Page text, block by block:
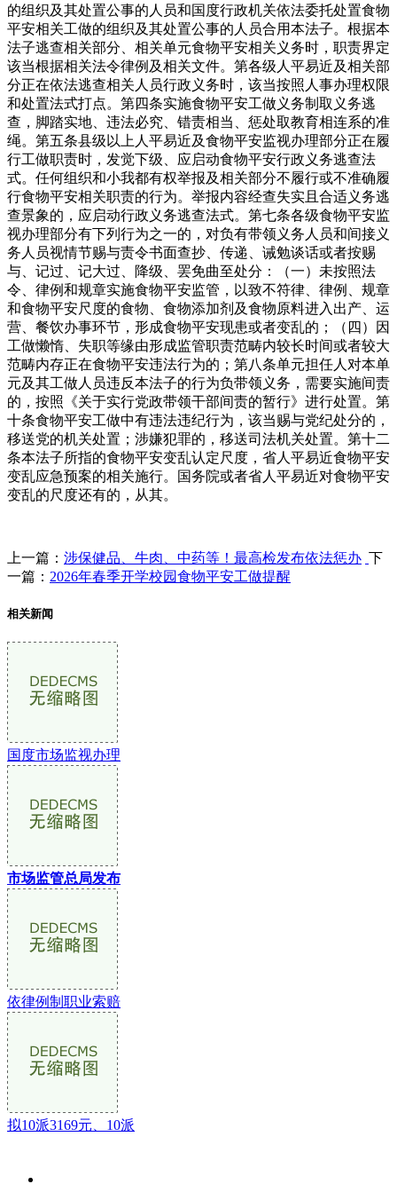
的组织及其处置公事的人员和国度行政机关依法委托处置食物
平安相关工做的组织及其处置公事的人员合用本法子。根据本
法子逃查相关部分、相关单元食物平安相关义务时，职责界定
该当根据相关法令律例及相关文件。第各级人平易近及相关部
分正在依法逃查相关人员行政义务时，该当按照人事办理权限
和处置法式打点。第四条实施食物平安工做义务制取义务逃
查，脚踏实地、违法必究、错责相当、惩处取教育相连系的准
绳。第五条县级以上人平易近及食物平安监视办理部分正在履
行工做职责时，发觉下级、应启动食物平安行政义务逃查法
式。任何组织和小我都有权举报及相关部分不履行或不准确履
行食物平安相关职责的行为。举报内容经查失实且合适义务逃
查景象的，应启动行政义务逃查法式。第七条各级食物平安监
视办理部分有下列行为之一的，对负有带领义务人员和间接义
务人员视情节赐与责令书面查抄、传递、诫勉谈话或者按赐
与、记过、记大过、降级、罢免曲至处分：（一）未按照法
令、律例和规章实施食物平安监管，以致不符律、律例、规章
和食物平安尺度的食物、食物添加剂及食物原料进入出产、运
营、餐饮办事环节，形成食物平安现患或者变乱的；（四）因
工做懒惰、失职等缘由形成监管职责范畴内较长时间或者较大
范畴内存正在食物平安违法行为的；第八条单元担任人对本单
元及其工做人员违反本法子的行为负带领义务，需要实施间责
的，按照《关于实行党政带领干部间责的暂行》进行处置。第
十条食物平安工做中有违法违纪行为，该当赐与党纪处分的，
移送党的机关处置；涉嫌犯罪的，移送司法机关处置。第十二
条本法子所指的食物平安变乱认定尺度，省人平易近食物平安
变乱应急预案的相关施行。国务院或者省人平易近对食物平安
变乱的尺度还有的，从其。
上一篇： 涉保健品、牛肉、中药等！最高检发布依法惩办 下
一篇： 2026年春季开学校园食物平安工做提醒
相关新闻
国度市场监视办理
市场监管总局发布
依律例制职业索赔
拟10派3169元、10派